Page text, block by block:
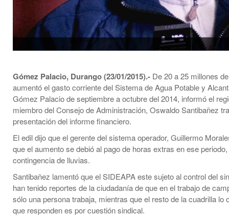
Gómez Palacio, Durango (23/01/2015).- De 20 a 25 millones
aumentó el gasto corriente del Sistema de Agua Potable y
Gómez Palacio de septiembre a octubre del 2014, informó el
miembro del Consejo de Administración, Oswaldo Santibañez
presentación del informe financiero.
El edil dijo que el gerente del sistema operador, Guillermo
que el aumento se debió al pago de horas extras en ese
contingencia de lluvias.
Santibañez lamentó que el SIDEAPA este sujeto al control del
han tenido reportes de la ciudadanía de que en el trabajo de
sólo una persona trabaja, mientras que el resto de la cuadrilla lo
que responden es por cuestión sindical.